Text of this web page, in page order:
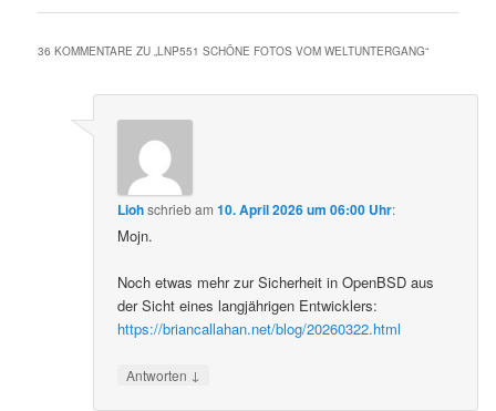
36 KOMMENTARE ZU „LNP551 SCHÖNE FOTOS VOM WELTUNTERGANG“
Liohschriebam10. April 2026 um 06:00 Uhr:
Mojn.
Noch etwas mehr zur Sicherheit in OpenBSD aus
der Sicht eines langjährigen Entwicklers:
https://briancallahan.net/blog/20260322.html
Antworten ↓